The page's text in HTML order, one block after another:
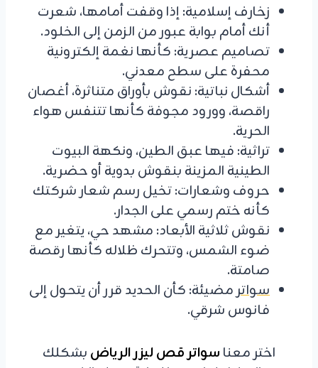
زخارف إسلامية: إذا وقفت أمامها، شعرت
أنك أمام بوابة عبور من الزمن إلى الخلود.
تصاميم عصرية: كأنها نغمة إلكترونية
محفرة على سطح معدني.
أشكال نباتية: نقوش بأوراق متناثرة، أغصان
راقصة، وورود مجوفة كأنها تتنفس هواء
الحرية.
تراثية: فيها عبق الطين، ونكهة البيوت
الطينية المزينة بنقوش بدوية أو حضرية.
حروف وشعارات: تخيل رسم شعار شركتك
كأنه ختم رسمي على الجدار.
نقوش ثلاثية الأبعاد: مشهد حي، يتغير مع
ضوء الشمس، وتتحرك ظلاله كأنها رقصة
صامتة.
سواتر مضيئة: كأن الحديد قرر أن يتحول إلى
فانوس شرقي.
اختر معنا سواتر قص ليزر الرياض بشكلك